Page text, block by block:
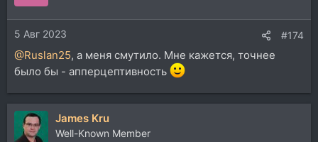
и
и
:5 Авг 2023 #174
@Ruslan25, а меня смутило. Мне кажется, точнее
было бы - апперцептивность
James Kru
Well-Known Member